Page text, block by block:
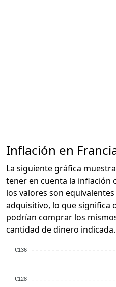
Inflación en
La siguiente gráfica
tener en cuenta la inflación
los valores son
adquisitivo, lo que significa
podrían comprar los
cantidad de dinero indicada.
€136
€128